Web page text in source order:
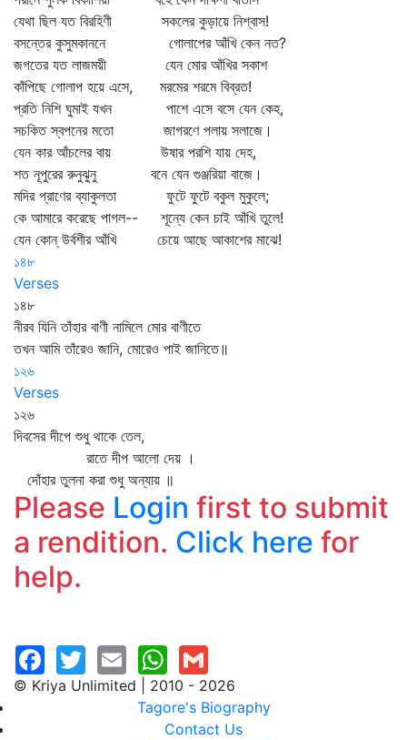
যেথা ছিল যত বিরহিণী সকলের কুড়ায়ে নিশ্বাস!
বসন্তের কুসুমকাননে গোলাপের আঁখি কেন নত?
জগতের যত লাজময়ী যেন মোর আঁখির সকাশ
কাঁপিছে গোলাপ হয়ে এসে, মরমের শরমে বিব্রত!
প্রতি নিশি ঘুমাই যখন পাশে এসে বসে যেন কেহ,
সচকিত স্বপনের মতো জাগরণে পলায় সলাজে।
যেন কার আঁচলের বায় উষার পরশি যায় দেহ,
শত নূপুরের রুনুঝুনু বনে যেন গুঞ্জরিয়া বাজে।
মদির প্রাণের ব্যাকুলতা ফুটে ফুটে বকুল মুকুলে;
কে আমারে করেছে পাগল-- শূন্যে কেন চাই আঁখি তুলে!
যেন কোন্‌ উর্বশীর আঁখি চেয়ে আছে আকাশের মাঝে!
১৪৮
Verses
১৪৮
নীরব যিনি তাঁহার বাণী নামিলে মোর বাণীতে
তখন আমি তাঁরেও জানি, মোরেও পাই জানিতে॥
১২৬
Verses
১২৬
দিবসের দীপে শুধু থাকে তেল,
রাতে দীপ আলো দেয় ।
দোঁহার তুলনা করা শুধু অন্যায় ॥
Please Login first to submit
a rendition. Click here for
help.
© Kriya Unlimited | 2010 - 2026
Tagore's Biography
Contact Us